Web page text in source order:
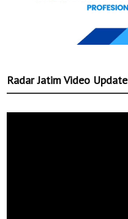
Radar Jatim Video Update